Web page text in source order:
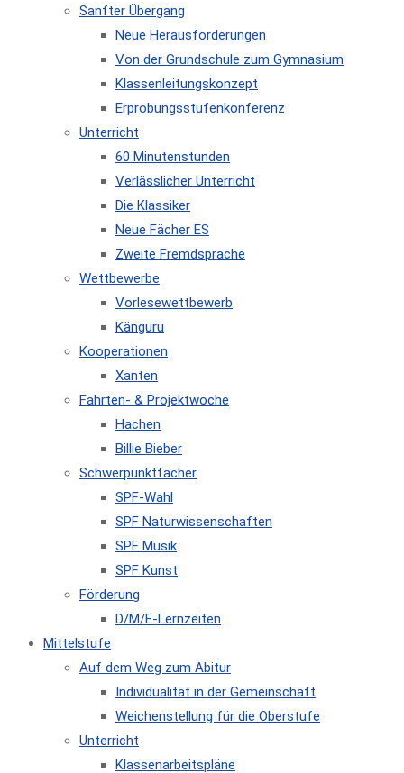
Sanfter Übergang
Neue Herausforderungen
Von der Grundschule zum Gymnasium
Klassenleitungskonzept
Erprobungsstufenkonferenz
Unterricht
60 Minutenstunden
Verlässlicher Unterricht
Die Klassiker
Neue Fächer ES
Zweite Fremdsprache
Wettbewerbe
Vorlesewettbewerb
Känguru
Kooperationen
Xanten
Fahrten- & Projektwoche
Hachen
Billie Bieber
Schwerpunktfächer
SPF-Wahl
SPF Naturwissenschaften
SPF Musik
SPF Kunst
Förderung
D/M/E-Lernzeiten
Mittelstufe
Auf dem Weg zum Abitur
Individualität in der Gemeinschaft
Weichenstellung für die Oberstufe
Unterricht
Klassenarbeitspläne